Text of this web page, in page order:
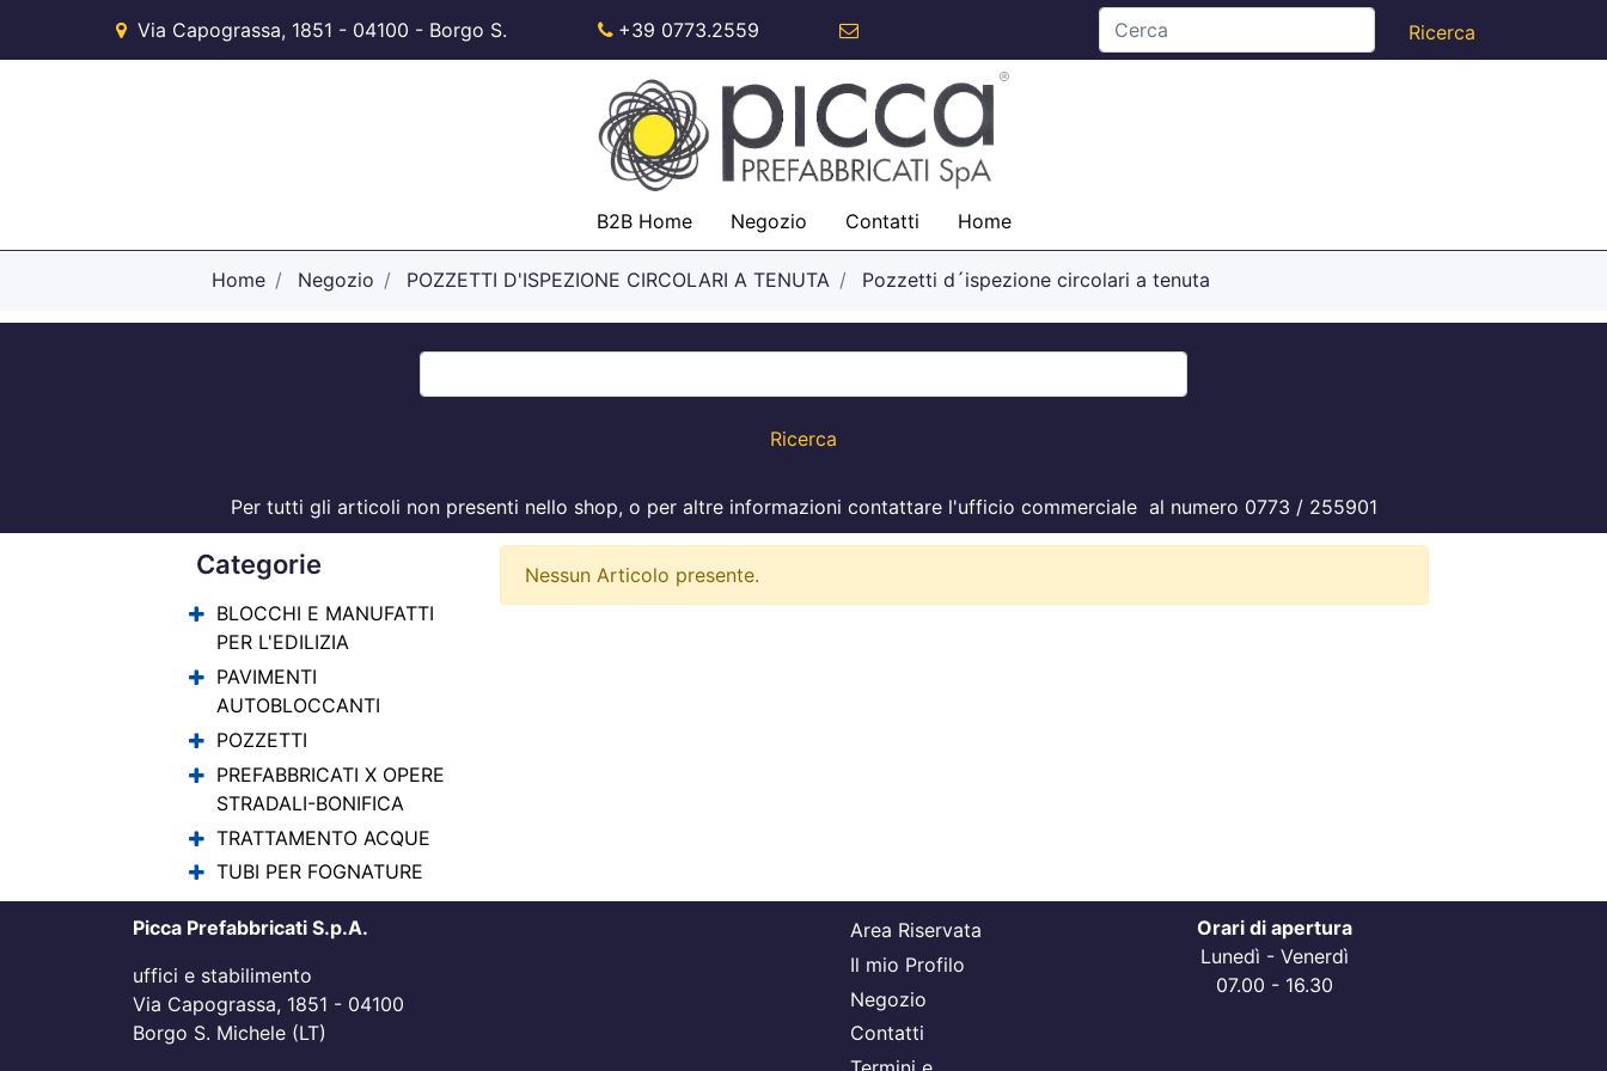
Via Capograssa, 1851 - 04100 - Borgo S. +39 0773.2559
info@piccaspa.com
B2B Home Negozio Contatti Home
Home Negozio POZZETTI D'ISPEZIONE CIRCOLARI A TENUTA Pozzetti d´ispezione circolari a tenuta
Per tutti gli articoli non presenti nello shop, o per altre informazioni contattare l'ufficio commerciale al numero 0773 / 255901
Categorie
BLOCCHI E MANUFATTI
PER L'EDILIZIA
PAVIMENTI
AUTOBLOCCANTI
POZZETTI
PREFABBRICATI X OPERE
STRADALI-BONIFICA
TRATTAMENTO ACQUE
TUBI PER FOGNATURE
Nessun Articolo presente.
Picca Prefabbricati S.p.A.
uffici e stabilimento
Via Capograssa, 1851 - 04100
Borgo S. Michele (LT)
Area Riservata
Il mio Profilo
Negozio
Contatti
Orari di apertura
Lunedì - Venerdì
07.00 - 16.30